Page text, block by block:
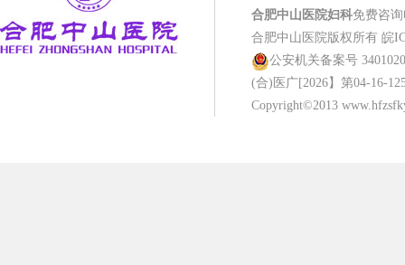
合肥中山医院妇科免费咨询
合肥中山医院版权所有 皖
公安机关备案号
(合)医广[2026】第04-16-
Copyright©2013